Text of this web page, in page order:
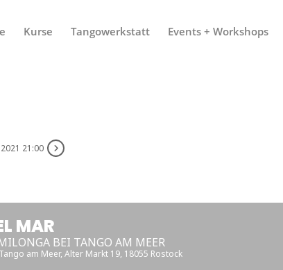
Kurse Tangowerkstatt Events + Workshops
2021 21:00
MAR
BEI TANGO AM MEER
am Meer, Alter Markt 19, 18055 Rostock